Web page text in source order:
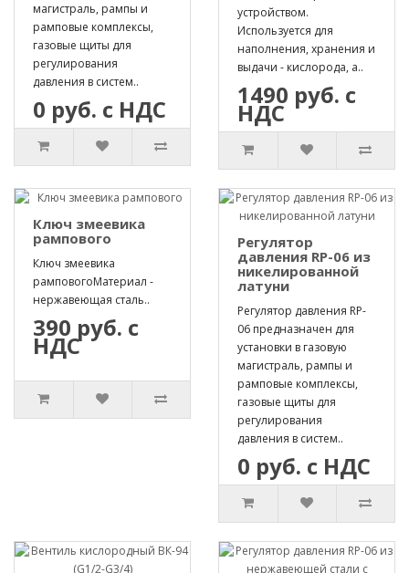
магистраль, рампы и
рамповые комплексы,
газовые щиты для
регулирования
давления в систем..
0 руб. с НДС
устройством.
Используется для
наполнения, хранения и
выдачи - кислорода, а..
1490 руб. с
НДС
Ключ змеевика
рампового
Ключ змеевика
рамповогоМатериал -
нержавеющая сталь..
390 руб. с
НДС
Регулятор
давления RP-06 из
никелированной
латуни
Регулятор давления RP-
06 предназначен для
установки в газовую
магистраль, рампы и
рамповые комплексы,
газовые щиты для
регулирования
давления в систем..
0 руб. с НДС